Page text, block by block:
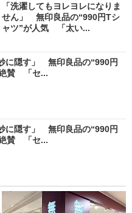
「洗濯してもヨレヨレになりま
せん」 無印良品の“990円Tシ
ャツ”が人気 「太い...
に隠す」 無印良品の“990円
賛 「セ...
に隠す」 無印良品の“990円
賛 「セ...